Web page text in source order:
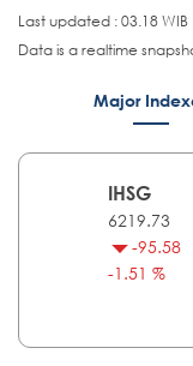
Last updated : 03.18
Data is a realtime
Major
IHSG
6219.73
-95.58
-1.51 %